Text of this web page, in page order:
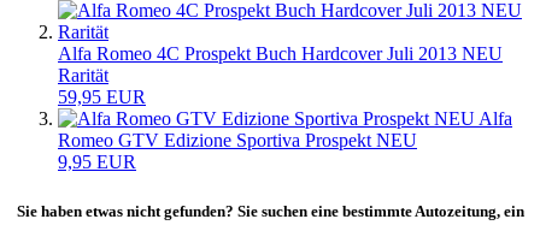
Alfa Romeo 4C Prospekt Buch Hardcover Juli 2013 NEU
Rarität
59,95 EUR
Alfa
Romeo GTV Edizione Sportiva Prospekt NEU
9,95 EUR
Sie haben etwas nicht gefunden? Sie suchen eine bestimmte Autozeitung, ein